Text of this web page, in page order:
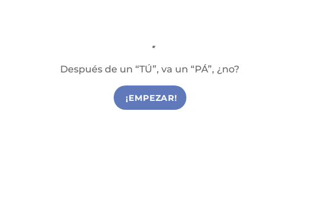
Después de un “TÚ”, va un “PÁ”, ¿no?
¡EMPEZAR!